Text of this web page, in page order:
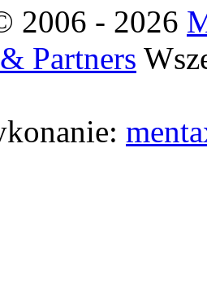
2006 - 2026
Partners